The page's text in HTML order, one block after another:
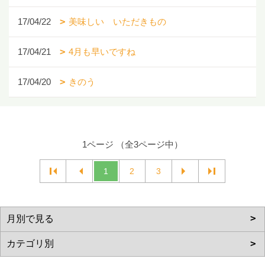
17/04/22 美味しい いただきもの
17/04/21 4月も早いですね
17/04/20 きのう
1ページ （全3ページ中）
1 2 3